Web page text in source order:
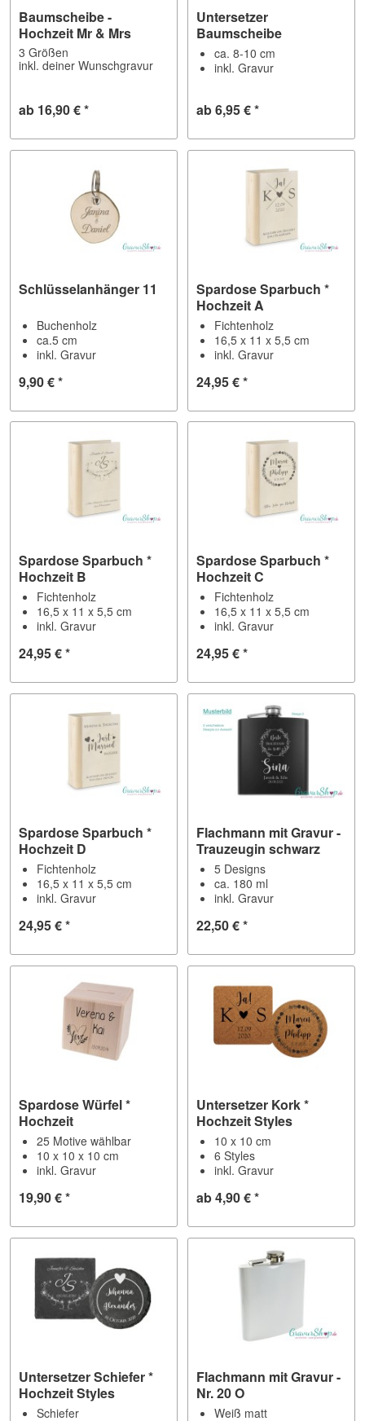
Baumscheibe -
Hochzeit Mr & Mrs
3 Größen
inkl. deiner Wunschgravur
ab 16,90 € *
Untersetzer
Baumscheibe
ca. 8-10 cm
inkl. Gravur
ab 6,95 € *
Schlüsselanhänger 11
Buchenholz
ca.5 cm
inkl. Gravur
9,90 € *
Spardose Sparbuch *
Hochzeit A
Fichtenholz
16,5 x 11 x 5,5 cm
inkl. Gravur
24,95 € *
Spardose Sparbuch *
Hochzeit B
Fichtenholz
16,5 x 11 x 5,5 cm
inkl. Gravur
24,95 € *
Spardose Sparbuch *
Hochzeit C
Fichtenholz
16,5 x 11 x 5,5 cm
inkl. Gravur
24,95 € *
Spardose Sparbuch *
Hochzeit D
Fichtenholz
16,5 x 11 x 5,5 cm
inkl. Gravur
24,95 € *
Flachmann mit Gravur -
Trauzeugin schwarz
5 Designs
ca. 180 ml
inkl. Gravur
22,50 € *
Spardose Würfel *
Hochzeit
25 Motive wählbar
10 x 10 x 10 cm
inkl. Gravur
19,90 € *
Untersetzer Kork *
Hochzeit Styles
10 x 10 cm
6 Styles
inkl. Gravur
ab 4,90 € *
Untersetzer Schiefer *
Hochzeit Styles
Schiefer
Flachmann mit Gravur -
Nr. 20 O
Weiß matt